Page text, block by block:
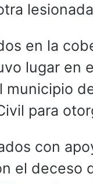
en la
lugar en
municipio
para
con
el deceso